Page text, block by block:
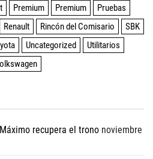
Premium Premium
Pruebas
Renault Rincón del Comisario
SBK
Uncategorized
Utilitarios
recupera el trono noviembre